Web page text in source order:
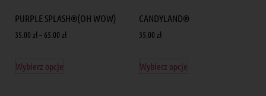
PURPLE SPLASH®(OH WOW)
35.00 zł– 65.00 zł
Wybierz opcje
CANDYLAND®
35.00 zł
Wybierz opcje